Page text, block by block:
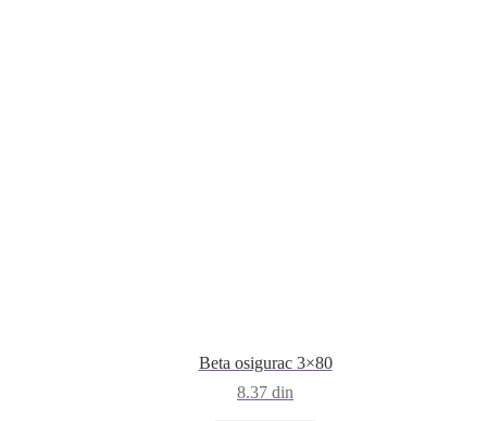
Beta osigurac 3×80
8.37 din